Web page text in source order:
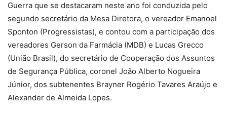
Guerra que se destacaram neste ano foi conduzida pelo
segundo secretário da Mesa Diretora, o vereador Emanoel
Sponton (Progressistas), e contou com a participação dos
vereadores Gerson da Farmácia (MDB) e Lucas Grecco
(União Brasil), do secretário de Cooperação dos Assuntos
de Segurança Pública, coronel João Alberto Nogueira
Júnior, dos subtenentes Brayner Rogério Tavares Araújo e
Alexander de Almeida Lopes.